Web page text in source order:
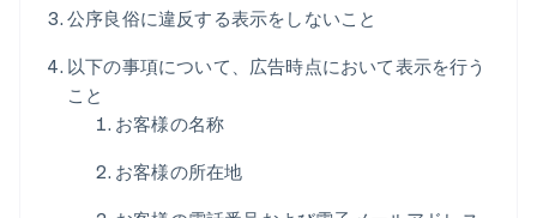
公序良俗に違反する表示をしないこと
以下の事項について、広告時点において表示を行う
こと
お客様の名称
お客様の所在地